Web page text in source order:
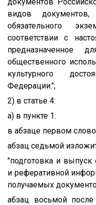
видов
обязательного
соответствии с
предназначенное
общественного
культурного
Федерации.";
2) в статье 4:
а) в пункте 1:
в абзаце первом
абзац седьмой
"подготовка и выпуск
и реферативной
получаемых
абзац восьмой